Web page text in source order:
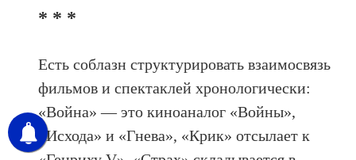
* * *
Есть соблазн структурировать взаимосвязь
фильмов и спектаклей хронологически:
«Война» — это киноаналог «Войны»,
«Исхода» и «Гнева», «Крик» отсылает к